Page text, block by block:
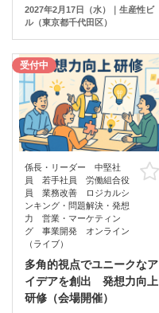
2027年2月17日（水）｜生産性ビ
ル（東京都千代田区）
受付中
係長・リーダー 中堅社
員 若手社員 労働組合役
員 業務改善 ロジカルシ
ンキング・問題解決・発想
力 営業・マーケティン
グ 事業開発 オンライン
（ライブ）
多角的視点でユニークなア
イデアを創出 発想力向上
研修（会場開催）